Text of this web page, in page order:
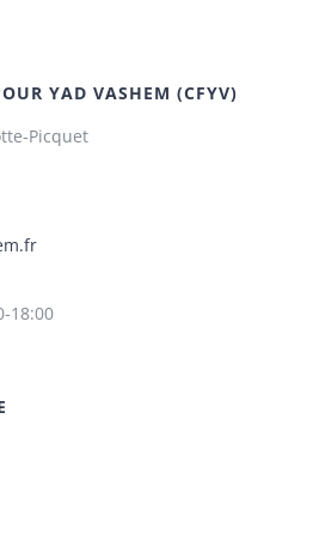
YAD VASHEM (CFYV)
Picquet
18:00